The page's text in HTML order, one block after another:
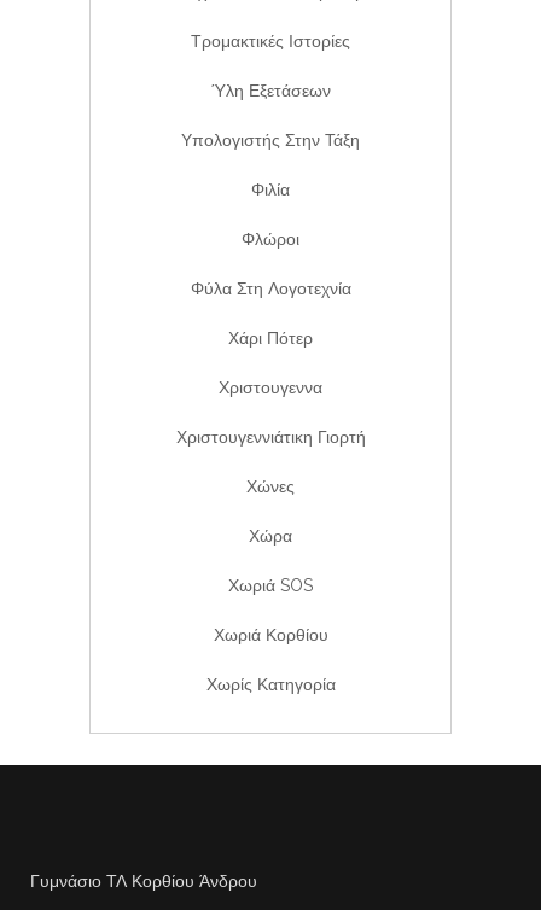
Τρομακτικές Ιστορίες
Ύλη Εξετάσεων
Υπολογιστής Στην Τάξη
Φιλία
Φλώροι
Φύλα Στη Λογοτεχνία
Χάρι Πότερ
Χριστουγεννα
Χριστουγεννιάτικη Γιορτή
Χώνες
Χώρα
Χωριά SOS
Χωριά Κορθίου
Χωρίς Κατηγορία
Γυμνάσιο ΤΛ Κορθίου Άνδρου